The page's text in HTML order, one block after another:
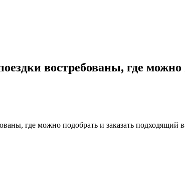
востребованы, где
где можно подобрать и заказать подходящий